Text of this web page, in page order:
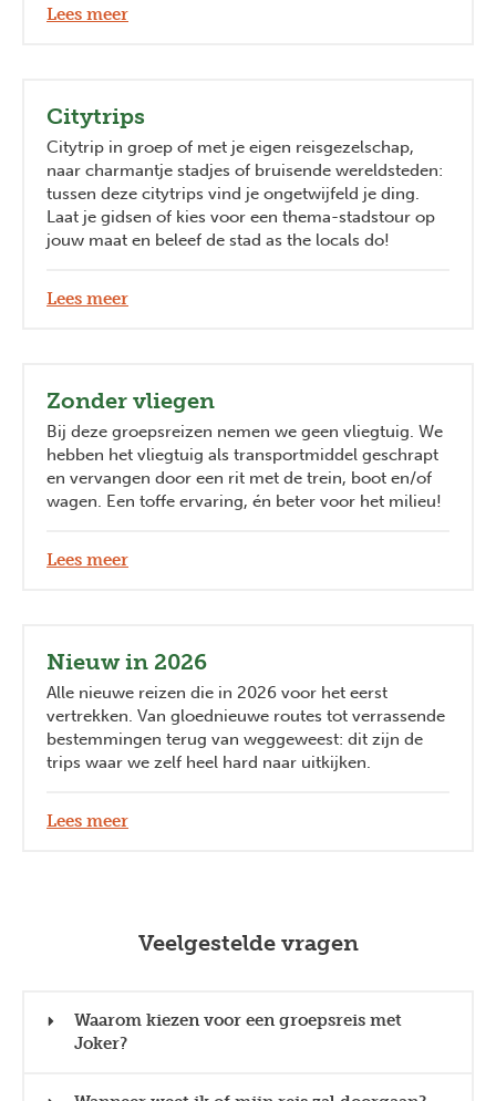
Lees meer
Citytrips
Citytrip in groep of met je eigen reisgezelschap,
naar charmantje stadjes of bruisende wereldsteden:
tussen deze citytrips vind je ongetwijfeld je ding.
Laat je gidsen of kies voor een thema-stadstour op
jouw maat en beleef de stad as the locals do!
Lees meer
Zonder vliegen
Bij deze groepsreizen nemen we geen vliegtuig. We
hebben het vliegtuig als transportmiddel geschrapt
en vervangen door een rit met de trein, boot en/of
wagen. Een toffe ervaring, én beter voor het milieu!
Lees meer
Nieuw in 2026
Alle nieuwe reizen die in 2026 voor het eerst
vertrekken. Van gloednieuwe routes tot verrassende
bestemmingen terug van weggeweest: dit zijn de
trips waar we zelf heel hard naar uitkijken.
Lees meer
Veelgestelde vragen
Waarom kiezen voor een groepsreis met
Joker?